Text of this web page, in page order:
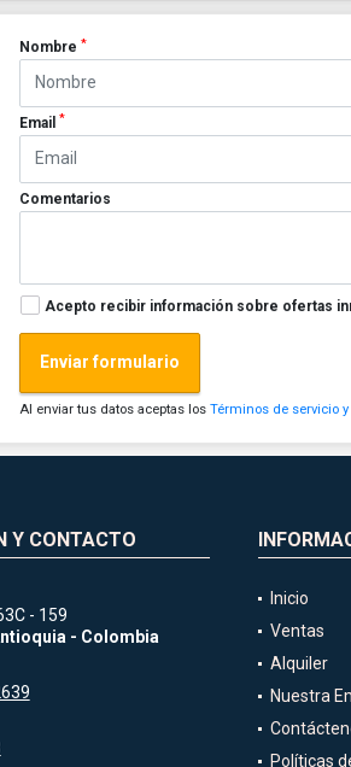
Nombre*
Email*
Comentarios
Acepto recibir información sobre ofertas
Enviar formulario
Al enviar tus datos aceptas losTérminos de servicio
Y CONTACTO
- 159
- Colombia
Inicio
Ventas
Alquiler
Nuestra
Políticas